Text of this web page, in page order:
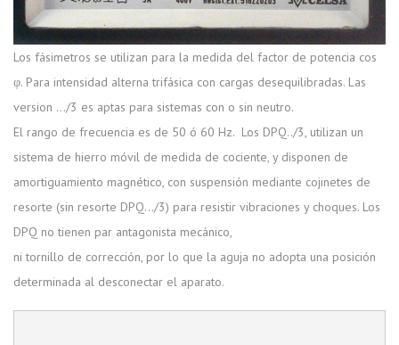
Los fásimetros se utilizan para la medida del factor de potencia cos
φ. Para intensidad alterna trifásica con cargas desequilibradas. Las
version …/3 es aptas para sistemas con o sin neutro.
El rango de frecuencia es de 50 ó 60 Hz. Los DPQ../3, utilizan un
sistema de hierro móvil de medida de cociente, y disponen de
amortiguamiento magnético, con suspensión mediante cojinetes de
resorte (sin resorte DPQ…/3) para resistir vibraciones y choques. Los
DPQ no tienen par antagonista mecánico,
ni tornillo de corrección, por lo que la aguja no adopta una posición
determinada al desconectar el aparato.